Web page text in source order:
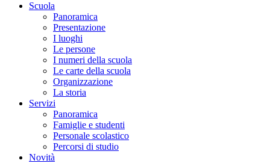
Scuola
Panoramica
Presentazione
I luoghi
Le persone
I numeri della scuola
Le carte della scuola
Organizzazione
La storia
Servizi
Panoramica
Famiglie e studenti
Personale scolastico
Percorsi di studio
Novità